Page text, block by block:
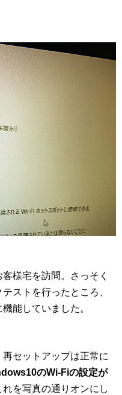
様宅を訪問。さっそく
ストを行ったところ、
能していました。
セットアップは正常に
のWi-Fiの設定が
を写真の通りオンにし